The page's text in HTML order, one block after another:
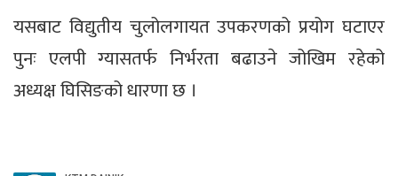
यसबाट विद्युतीय चुलोलगायत उपकरणको प्रयोग घटाएर
पुनः एलपी ग्यासतर्फ निर्भरता बढाउने जोखिम रहेको
अध्यक्ष घिसिङको धारणा छ ।